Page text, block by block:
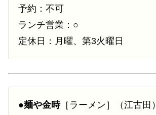
予約：不可
ランチ営業：○
定休日：月曜、第3火曜日
●麺や金時［ラーメン］（江古田）